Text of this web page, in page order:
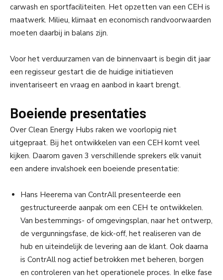
carwash en sportfaciliteiten. Het opzetten van een CEH is
maatwerk. Milieu, klimaat en economisch randvoorwaarden
moeten daarbij in balans zijn.
Voor het verduurzamen van de binnenvaart is begin dit jaar
een regisseur gestart die de huidige initiatieven
inventariseert en vraag en aanbod in kaart brengt.
Boeiende presentaties
Over Clean Energy Hubs raken we voorlopig niet
uitgepraat. Bij het ontwikkelen van een CEH komt veel
kijken. Daarom gaven 3 verschillende sprekers elk vanuit
een andere invalshoek een boeiende presentatie:
Hans Heerema van ContrAll presenteerde een
gestructureerde aanpak om een CEH te ontwikkelen.
Van bestemmings- of omgevingsplan, naar het ontwerp,
de vergunningsfase, de kick-off, het realiseren van de
hub en uiteindelijk de levering aan de klant. Ook daarna
is ContrAll nog actief betrokken met beheren, borgen
en controleren van het operationele proces. In elke fase